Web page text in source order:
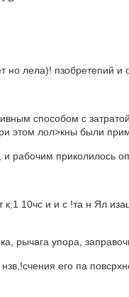
но лела)! пзобретепий
способом с
этом лол>кны были
рабочим приколилось
10чс и и с !та н Ял
рычага упора,
его па